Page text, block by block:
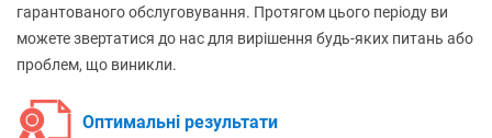
гарантованого обслуговування. Протягом цього періоду ви
можете звертатися до нас для вирішення будь-яких питань або
проблем, що виникли.
Оптимальні результати